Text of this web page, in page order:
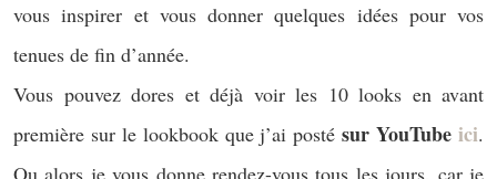
vous inspirer et vous donner quelques idées pour vos
tenues de fin d’année.
Vous pouvez dores et déjà voir les 10 looks en avant
première sur le lookbook que j’ai postésur YouTube ici.
Ou alors je vous donne rendez-vous tous les jours, car je